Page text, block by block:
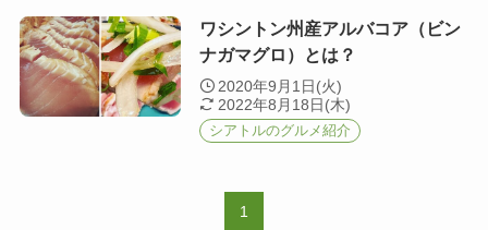
ワシントン州産アルバコア（ビン
ナガマグロ）とは？
2020年9月1日(火)
2022年8月18日(木)
シアトルのグルメ紹介
1